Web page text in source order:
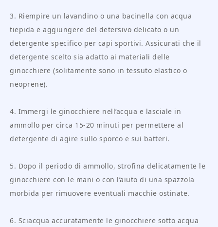
3. Riempire un lavandino o una bacinella con acqua
tiepida e aggiungere del detersivo delicato o un
detergente specifico per capi sportivi. Assicurati che il
detergente scelto sia adatto ai materiali delle
ginocchiere (solitamente sono in tessuto elastico o
neoprene).
4. Immergi le ginocchiere nell’acqua e lasciale in
ammollo per circa 15-20 minuti per permettere al
detergente di agire sullo sporco e sui batteri.
5. Dopo il periodo di ammollo, strofina delicatamente le
ginocchiere con le mani o con l’aiuto di una spazzola
morbida per rimuovere eventuali macchie ostinate.
6. Sciacqua accuratamente le ginocchiere sotto acqua